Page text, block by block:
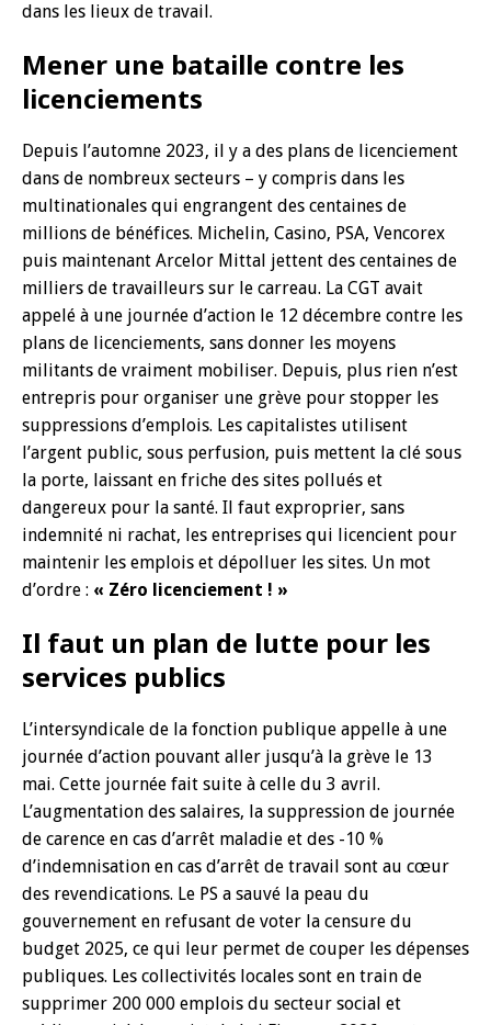
dans les lieux de travail.
Mener une bataille contre les
licenciements
Depuis l’automne 2023, il y a des plans de licenciement
dans de nombreux secteurs – y compris dans les
multinationales qui engrangent des centaines de
millions de bénéfices. Michelin, Casino, PSA, Vencorex
puis maintenant Arcelor Mittal jettent des centaines de
milliers de travailleurs sur le carreau. La CGT avait
appelé à une journée d’action le 12 décembre contre les
plans de licenciements, sans donner les moyens
militants de vraiment mobiliser. Depuis, plus rien n’est
entrepris pour organiser une grève pour stopper les
suppressions d’emplois. Les capitalistes utilisent
l’argent public, sous perfusion, puis mettent la clé sous
la porte, laissant en friche des sites pollués et
dangereux pour la santé. Il faut exproprier, sans
indemnité ni rachat, les entreprises qui licencient pour
maintenir les emplois et dépolluer les sites. Un mot
d’ordre : « Zéro licenciement ! »
Il faut un plan de lutte pour les
services publics
L’intersyndicale de la fonction publique appelle à une
journée d’action pouvant aller jusqu’à la grève le 13
mai. Cette journée fait suite à celle du 3 avril.
L’augmentation des salaires, la suppression de journée
de carence en cas d’arrêt maladie et des -10 %
d’indemnisation en cas d’arrêt de travail sont au cœur
des revendications. Le PS a sauvé la peau du
gouvernement en refusant de voter la censure du
budget 2025, ce qui leur permet de couper les dépenses
publiques. Les collectivités locales sont en train de
supprimer 200 000 emplois du secteur social et